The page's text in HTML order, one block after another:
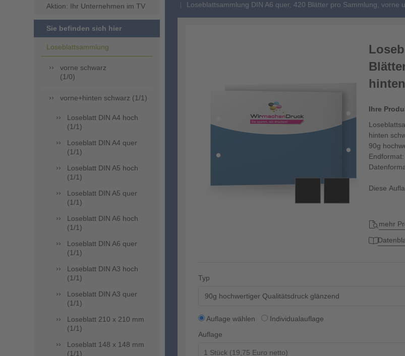
Aktion: Ihr Unternehmen im TV
Sie befinden sich hier
Loseblattsammlung
vorne schwarz
(1/0)
vorne+hinten schwarz (1/1)
Loseblatt DIN A4 hoch
(1/1)
Loseblatt DIN A4 quer
(1/1)
Loseblatt DIN A5 hoch
(1/1)
Loseblatt DIN A5 quer
(1/1)
Loseblatt DIN A6 hoch
(1/1)
Loseblatt DIN A6 quer
(1/1)
Loseblatt DIN A3 hoch
(1/1)
Loseblatt DIN A3 quer
(1/1)
Loseblatt 210 x 210 mm
(1/1)
Loseblatt 148 x 148 mm
(1/1)
Loseblattsammlung DIN A6 quer, 420 Blätter pro Sammlung, vorne
Ihre
hinten
90g
Diese
mehr
Typ
90g hochwertiger Qualitätsdruck glänzend
Auflage wählen
Individualauflage
Auflage